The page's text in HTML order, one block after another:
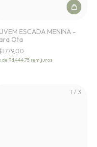
ESCADA MENINA -
Ota
de R$444,75 sem juros
1 / 3